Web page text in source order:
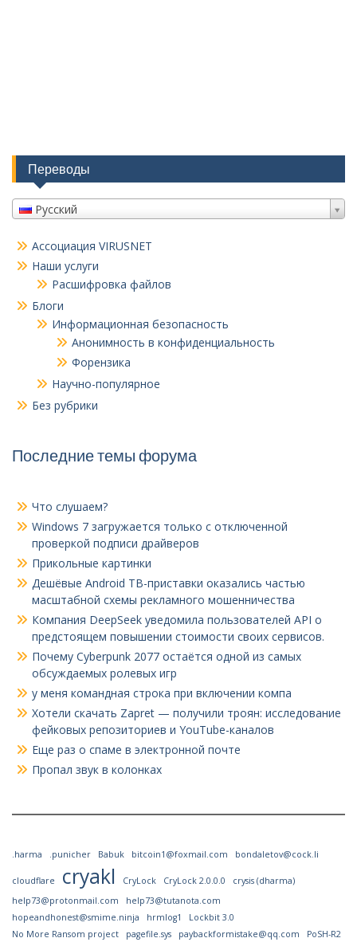
Переводы
Русский
Ассоциация VIRUSNET
Наши услуги
Расшифровка файлов
Блоги
Информационная безопасность
Анонимность в конфиденциальность
Форензика
Научно-популярное
Без рубрики
Последние темы форума
Что слушаем?
Windows 7 загружается только с отключенной
проверкой подписи драйверов
Прикольные картинки
Дешёвые Android ТВ-приставки оказались частью
масштабной схемы рекламного мошенничества
Компания DeepSeek уведомила пользователей API о
предстоящем повышении стоимости своих сервисов.
Почему Cyberpunk 2077 остаётся одной из самых
обсуждаемых ролевых игр
у меня командная строка при включении компа
Хотели скачать Zapret — получили троян: исследование
фейковых репозиториев и YouTube-каналов
Еще раз о спаме в электронной почте
Пропал звук в колонках
.harma .punicher Babuk bitcoin1@foxmail.com bondaletov@cock.li
cloudflare cryakl CryLock CryLock 2.0.0.0
crysis (dharma)
help73@protonmail.com
help73@tutanota.com
hopeandhonest@smime.ninja
hrmlog1
Lockbit 3.0
No More Ransom project
pagefile.sys paybackformistake@qq.com
PoSH-R2